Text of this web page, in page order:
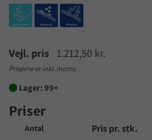
Vejl. pris 1.212,50 kr.
Priserne er inkl. moms.
 Lager: 99+
Priser
Antal Pris pr. stk.